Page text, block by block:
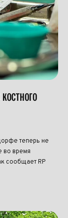
теперь не
во время
сообщает RP